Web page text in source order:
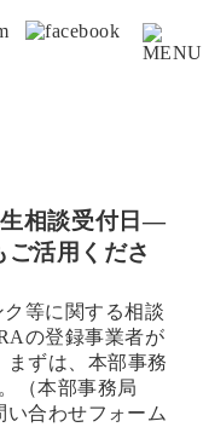
相談受付日―
活用くださ
等に関する相談
の登録事業者が
まずは、本部事務
（本部事務局
い合わせフォーム